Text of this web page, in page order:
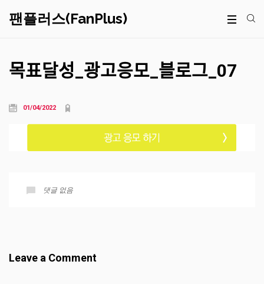
팬플러스(FanPlus)
목표달성_광고응모_블로그_07
01/04/2022
댓글 없음
Leave a Comment